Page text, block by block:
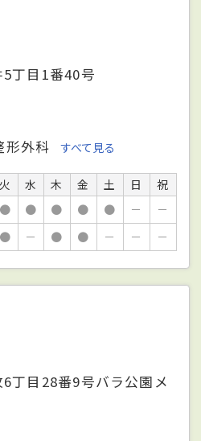
丁目1番40号
形外科 すべて見る
火 水 木 金 土 日
祝
● ● ● ● ● －
－
● － ● ● － － －
丁目28番9号バラ公園メ